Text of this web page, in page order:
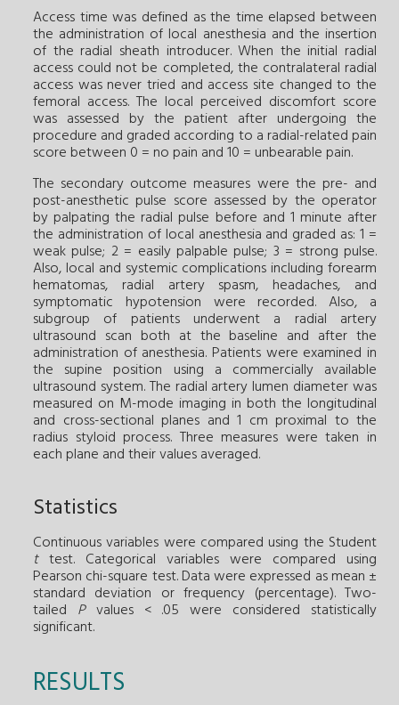
Access time was defined as the time elapsed between
the administration of local anesthesia and the insertion
of the radial sheath introducer. When the initial radial
access could not be completed, the contralateral radial
access was never tried and access site changed to the
femoral access. The local perceived discomfort score
was assessed by the patient after undergoing the
procedure and graded according to a radial-related pain
score between 0 = no pain and 10 = unbearable pain.
The secondary outcome measures were the pre- and
post-anesthetic pulse score assessed by the operator
by palpating the radial pulse before and 1 minute after
the administration of local anesthesia and graded as: 1 =
weak pulse; 2 = easily palpable pulse; 3 = strong pulse.
Also, local and systemic complications including forearm
hematomas, radial artery spasm, headaches, and
symptomatic hypotension were recorded. Also, a
subgroup of patients underwent a radial artery
ultrasound scan both at the baseline and after the
administration of anesthesia. Patients were examined in
the supine position using a commercially available
ultrasound system. The radial artery lumen diameter was
measured on M-mode imaging in both the longitudinal
and cross-sectional planes and 1 cm proximal to the
radius styloid process. Three measures were taken in
each plane and their values averaged.
Statistics
Continuous variables were compared using the Student
ttest. Categorical variables were compared using
Pearson chi-square test. Data were expressed as mean ±
standard deviation or frequency (percentage). Two-
tailed Pvalues < .05 were considered statistically
significant.
RESULTS